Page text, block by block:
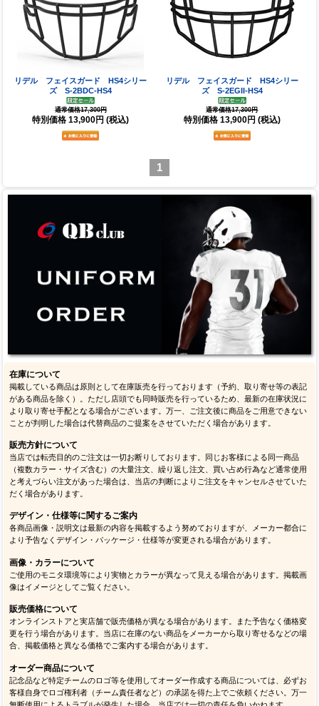
リデル フェイスガード HS4シリー
ズ S-2BDC-HS4
通常価格17,300円
特別価格 13,900円 (税込)
リデル フェイスガード HS4シリー
ズ S-2EGII-HS4
通常価格17,300円
特別価格 13,900円 (税込)
1
在庫について
掲載している商品は原則として在庫販売を行っております（予約、取り寄せ等の表記
がある商品を除く）。ただし店頭でも同時販売を行っているため、最新の在庫状況に
より取り寄せ手配となる場合がございます。万一、ご注文後に商品をご用意できない
ことが判明した場合は代替商品のご提案をさせていただく場合があります。
販売方針について
当店では転売目的のご注文は一切お断りしております。同じお客様による同一商品
（複数カラー・サイズ含む）の大量注文、繰り返し注文、買い占め行為など通常使用
と考えづらい注文があった場合は、当店の判断によりご注文をキャンセルさせていた
だく場合があります。
デザイン・仕様等に関するご案内
各商品画像・説明文は最新の内容を掲載するよう努めておりますが、メーカー都合に
より予告なくデザイン・パッケージ・仕様等が変更される場合があります。
画像・カラーについて
ご使用のモニタ環境等により実物とカラーが異なって見える場合があります。掲載画
像はイメージとしてご覧ください。
販売価格について
オンラインストアと実店舗で販売価格が異なる場合があります。また予告なく価格変
更を行う場合があります。当店に在庫のない商品をメーカーから取り寄せるなどの場
合、掲載価格と異なる価格でご案内する場合があります。
オーダー商品について
記念品など特定チームのロゴ等を使用してオーダー作成する商品については、必ずお
客様自身でロゴ権利者（チーム責任者など）の承諾を得た上でご依頼ください。万一
無断使用によるトラブルが発生した場合、当店では一切の責任を負いかねます。